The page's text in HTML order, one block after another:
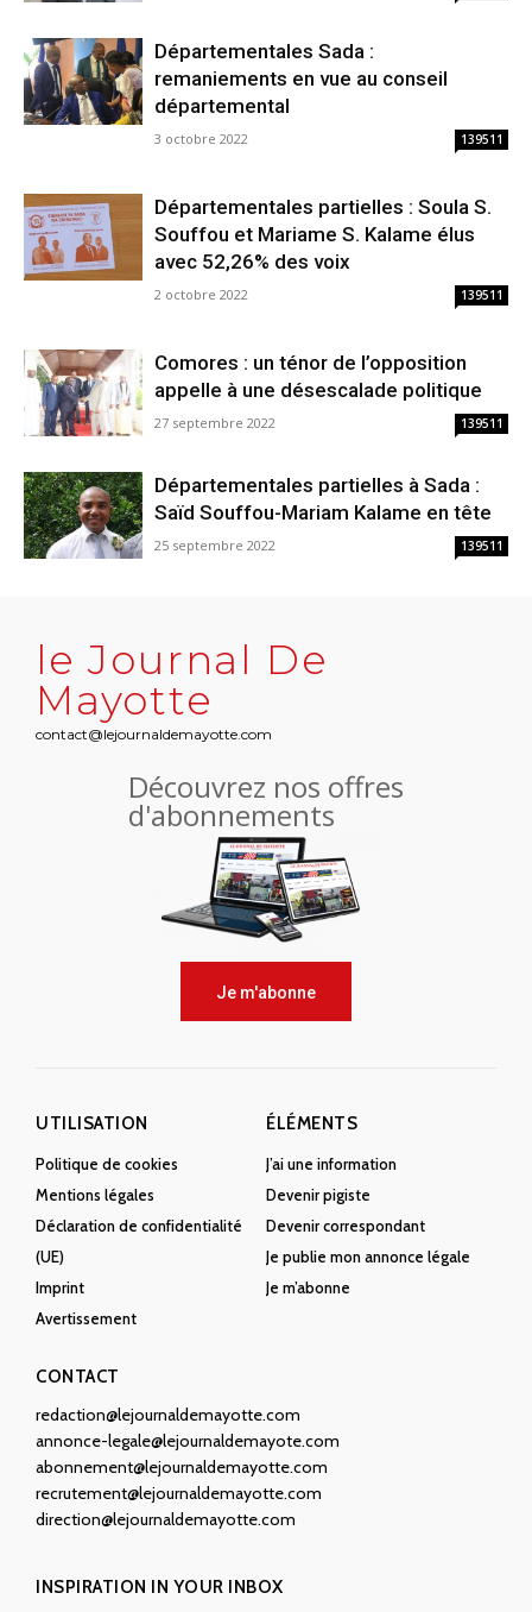
Départementales Sada :
remaniements en vue au conseil
départemental
3 octobre 2022 139511
Départementales partielles : Soula S.
Souffou et Mariame S. Kalame élus
avec 52,26% des voix
2 octobre 2022 139511
Comores : un ténor de l’opposition
appelle à une désescalade politique
27 septembre 2022 139511
Départementales partielles à Sada :
Saïd Souffou-Mariam Kalame en tête
25 septembre 2022 139511
le Journal De
Mayotte
contact@lejournaldemayotte.com
Découvrez nos offres
d'abonnements
Je m'abonne
UTILISATION
Politique de cookies
Mentions légales
Déclaration de confidentialité
(UE)
Imprint
Avertissement
ÉLÉMENTS
J’ai une information
Devenir pigiste
Devenir correspondant
Je publie mon annonce légale
Je m’abonne
CONTACT
redaction@lejournaldemayotte.com
annonce-legale@lejournaldemayote.com
abonnement@lejournaldemayotte.com
recrutement@lejournaldemayotte.com
direction@lejournaldemayotte.com
INSPIRATION IN YOUR INBOX